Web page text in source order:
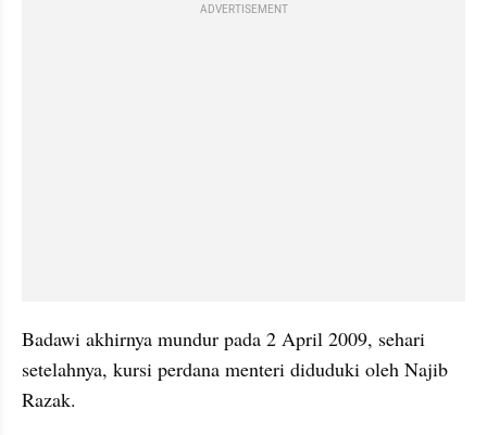
ADVERTISEMENT
Badawi akhirnya mundur pada 2 April 2009, sehari
setelahnya, kursi perdana menteri diduduki oleh Najib
Razak.